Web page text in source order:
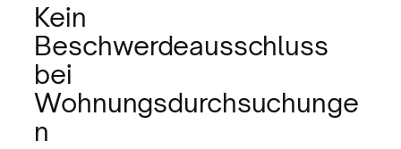
Kein
Beschwerdeausschluss
bei
Wohnungsdurchsuchunge
n